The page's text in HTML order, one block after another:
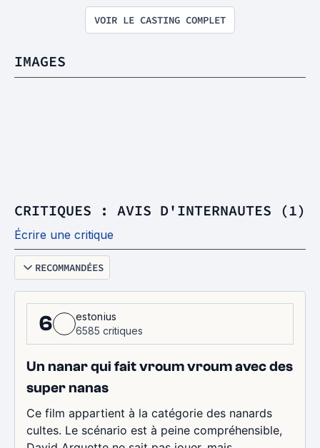
VOIR LE CASTING COMPLET
IMAGES
CRITIQUES : AVIS D'INTERNAUTES (1)
Écrire une critique
RECOMMANDÉES
6
estonius
6585 critiques
Un nanar qui fait vroum vroum avec des
super nanas
Ce film appartient à la catégorie des nanards
cultes. Le scénario est à peine compréhensible,